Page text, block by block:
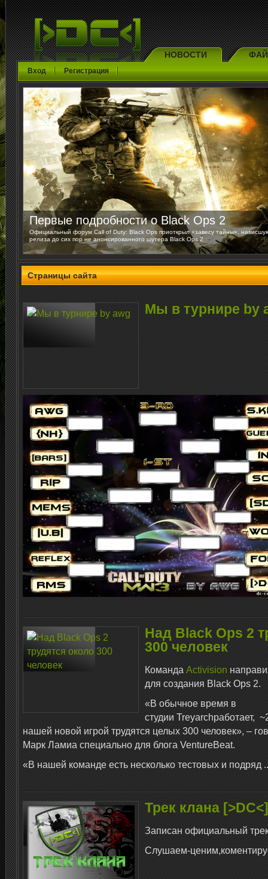
НОВОСТИ
Вход Регистрация
Первые подробности о Black Ops 2
Официальный форум Call of Duty: Black Ops приоткрыл «завесу тайны»,
релиза до сих пор не анонсированного шутера Black Ops 2
Страницы сайта
Мы в турнире by
Над Black Ops 2
300 человек
Команда Activision
для создания Black Ops 2.
«В обычное время в
студии Treyarchработает,
нашей новой игрой трудятся целых 300 человек», –
Марк Ламиа специально для блога VentureBeat.
«В нашей команде есть несколько тестовых и подряд
Трек клана [>DC<]
Записан официальный
Слушаем-